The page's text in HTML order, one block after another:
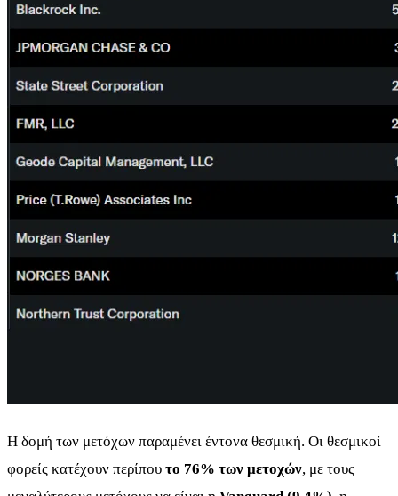
Η δομή των μετόχων παραμένει έντονα θεσμική. Οι θεσμικοί
φορείς κατέχουν περίπου το 76% των μετοχών, με τους